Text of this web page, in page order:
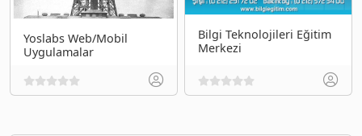
Yoslabs Web/Mobil
Uygulamalar
Bilgi Teknolojileri Eğitim
Merkezi